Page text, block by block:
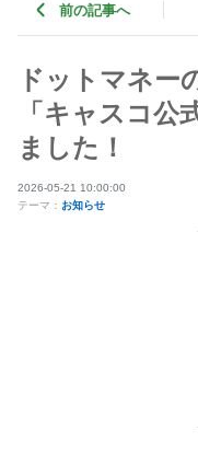
前の記事へ
ドットマネー
「キャスコ公
ました！
2026-05-21 10:00:00
テーマ： お知らせ